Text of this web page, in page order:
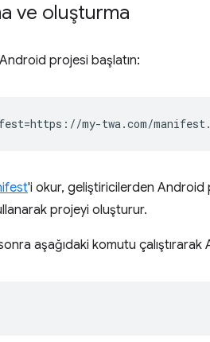
ve oluşturma
projesi başlatın:
=
'i okur, geliştiricilerden Android
projeyi oluşturur.
aşağıdaki komutu çalıştırarak